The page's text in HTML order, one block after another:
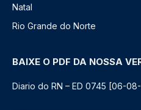
Natal
Rio Grande do Norte
BAIXE O PDF DA NOSSA
Diario do RN – ED 0745 [06-